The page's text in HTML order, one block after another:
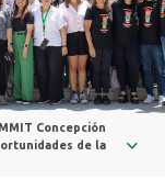
Concepción
de la